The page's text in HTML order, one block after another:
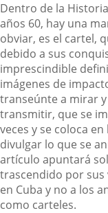
Dentro de la
años 60, hay una
obviar, es el cartel,
debido a sus
imprescindible
imágenes de
transeúnte a mirar
transmitir, que se
veces y se coloca
divulgar lo que se
artículo apuntará
trascendido por
en Cuba y no a los
como carteles.